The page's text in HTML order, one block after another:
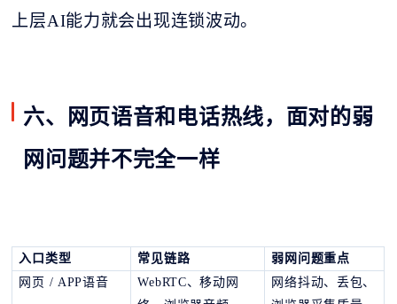
上层AI能力就会出现连锁波动。
六、网页语音和电话热线，面对的弱
网问题并不完全一样
入口类型 常见链路
弱网问题重点
网页 / APP语音
WebRTC、移动网
网络抖动、丢包、